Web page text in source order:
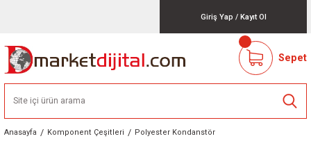
Giriş Yap / Kayıt Ol
Sepet
Anasayfa Komponent Çeşitleri Polyester Kondanstör